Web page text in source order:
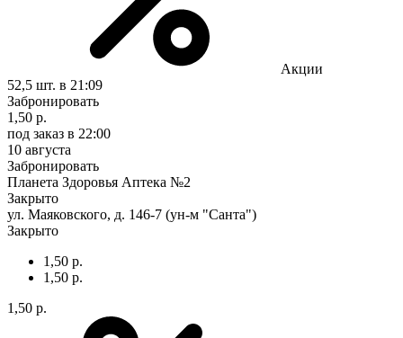
Акции
52,5 шт. в 21:09
Забронировать
1,50 р.
под заказ в 22:00
10 августа
Забронировать
Планета Здоровья Аптека №2
Закрыто
ул. Маяковского, д. 146-7 (ун-м "Санта")
Закрыто
1,50 р.
1,50 р.
1,50 р.